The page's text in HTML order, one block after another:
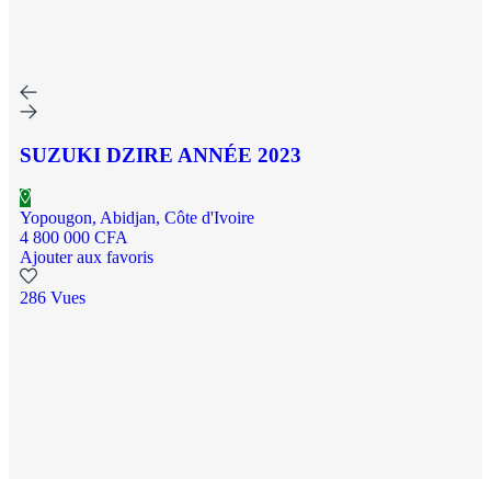
SUZUKI DZIRE ANNÉE 2023
Yopougon, Abidjan, Côte d'Ivoire
4 800 000 CFA
Ajouter aux favoris
286 Vues